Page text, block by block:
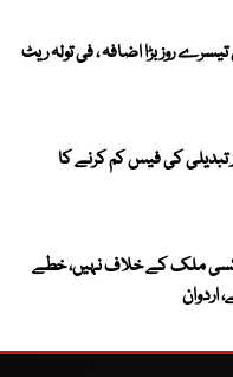
روز بڑا اضافہ ، فی تولہ ریٹ
تبدیلی کی فیس کم کرنے کا
ملک کے خلاف نہیں، خطے
اردوان